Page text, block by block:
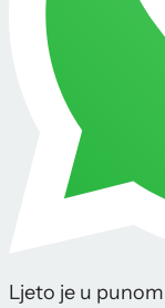
Ljeto je u